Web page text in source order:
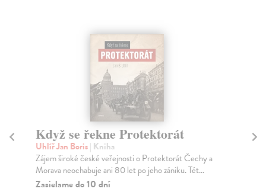
Když se řekne Protektorát
Uhlíř Jan Boris| Kniha
Zájem široké české veřejnosti o Protektorát Čechy a
Morava neochabuje ani 80 let po jeho zániku. Tét...
Zasielame do 10 dní